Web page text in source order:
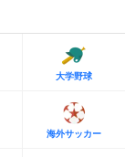
大学野球
海外サッカー